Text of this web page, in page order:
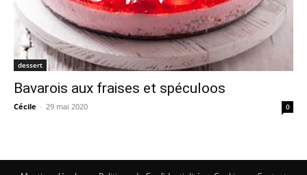
dessert
Bavarois aux fraises et spéculoos
Cécile - 29 mai 2020 0